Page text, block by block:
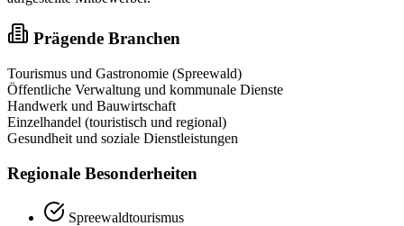
Prägende Branchen
Tourismus und Gastronomie (Spreewald)
Öffentliche Verwaltung und kommunale Dienste
Handwerk und Bauwirtschaft
Einzelhandel (touristisch und regional)
Gesundheit und soziale Dienstleistungen
Regionale Besonderheiten
Spreewaldtourismus